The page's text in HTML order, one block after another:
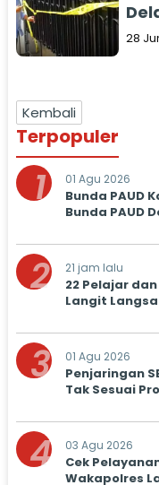
28
Kembali
Terpopuler
1 01 Agu 2026
Bunda PAUD
Bunda PAUD
2 21 jam lalu
22 Pelajar
Langit Langsa
3 01 Agu 2026
Penjaringan
Tak Sesuai
4 03 Agu 2026
Cek
Wakapolres